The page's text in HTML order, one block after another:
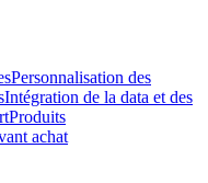
Personnalisation des
Intégration de la data et des
Produits
achat